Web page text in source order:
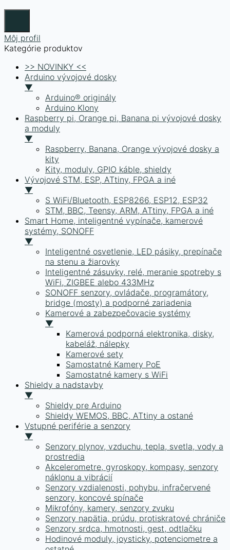
Môj profil
Kategórie produktov
>> NOVINKY <<
Arduino vývojové dosky
▼
Arduino® originály
Arduino Klony
Raspberry pi, Orange pi, Banana pi vývojové dosky
a moduly
▼
Raspberry, Banana, Orange vývojové dosky a
kity
Kity, moduly, GPIO káble, shieldy
Vývojové STM, ESP, ATtiny, FPGA a iné
▼
S WiFi/Bluetooth, ESP8266, ESP12, ESP32
STM, BBC, Teensy, ARM, ATtiny, FPGA a iné
Smart Home, inteligentné vypínače, kamerové
systémy, SONOFF
▼
Inteligentné osvetlenie, LED pásiky, prepínače
na stenu a žiarovky
Inteligentné zásuvky, relé, meranie spotreby s
WiFi, ZIGBEE alebo 433MHz
SONOFF senzory, ovládače, programátory,
bridge (mosty) a podporné zariadenia
Kamerové a zabezpečovacie systémy
▼
Kamerová podporná elektronika, disky,
kabeláž, nálepky
Kamerové sety
Samostatné Kamery PoE
Samostatné kamery s WiFi
Shieldy a nadstavby
▼
Shieldy pre Arduino
Shieldy WEMOS, BBC, ATtiny a ostané
Vstupné periférie a senzory
▼
Senzory plynov, vzduchu, tepla, svetla, vody a
prostredia
Akcelerometre, gyroskopy, kompasy, senzory
náklonu a vibrácií
Senzory vzdialenosti, pohybu, infračervené
senzory, koncové spínače
Mikrofóny, kamery, senzory zvuku
Senzory napätia, prúdu, protiskratové chrániče
Senzory srdca, hmotnosti, gest, odtlačku
Hodinové moduly, joysticky, potenciometre a